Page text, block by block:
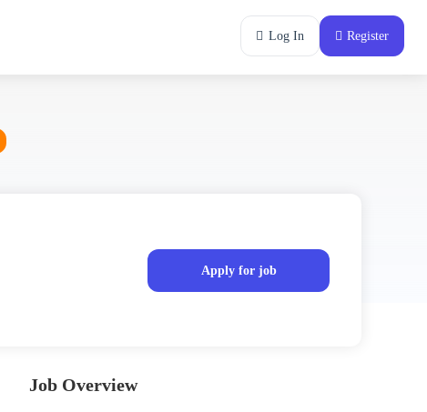
Log In Register
Apply for job
Job Overview